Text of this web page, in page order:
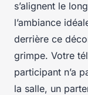
s’alignent le
l’ambiance
derrière ce
grimpe. Votre
participant n’a
la salle, un